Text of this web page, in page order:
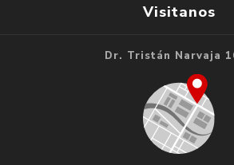
Visitanos
Dr. Tristán Narvaja